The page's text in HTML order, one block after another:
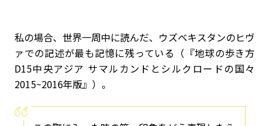
私の場合、世界一周中に読んだ、ウズベキスタンのヒヴ
ァでの記述が最も記憶に残っている（『地球の歩き方
D15中央アジア サマルカンドとシルクロードの国々
2015~2016年版』）。